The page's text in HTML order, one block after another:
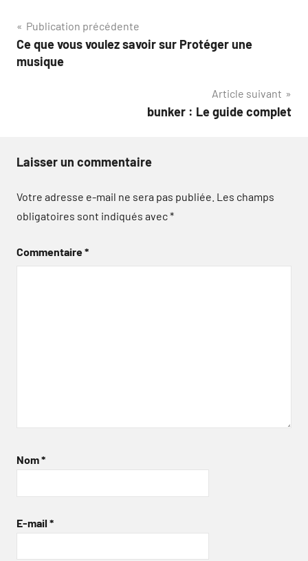
Navigation
de
Publication précédente
Ce que vous voulez savoir sur Protéger une
musique
Article suivant
bunker : Le guide complet
Laisser un commentaire
Votre adresse e-mail ne sera pas publiée. Les champs
obligatoires sont indiqués avec*
Commentaire*
Nom*
E-mail *